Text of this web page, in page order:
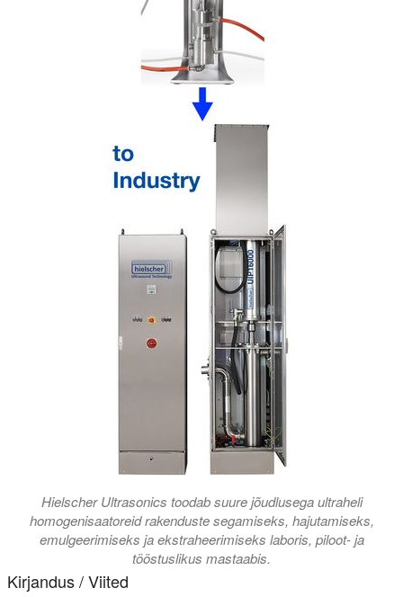
Hielscher Ultrasonics toodab suure jõudlusega ultraheli
homogenisaatoreid rakenduste segamiseks, hajutamiseks,
emulgeerimiseks ja ekstraheerimiseks laboris, piloot- ja
tööstuslikus mastaabis.
Kirjandus / Viited